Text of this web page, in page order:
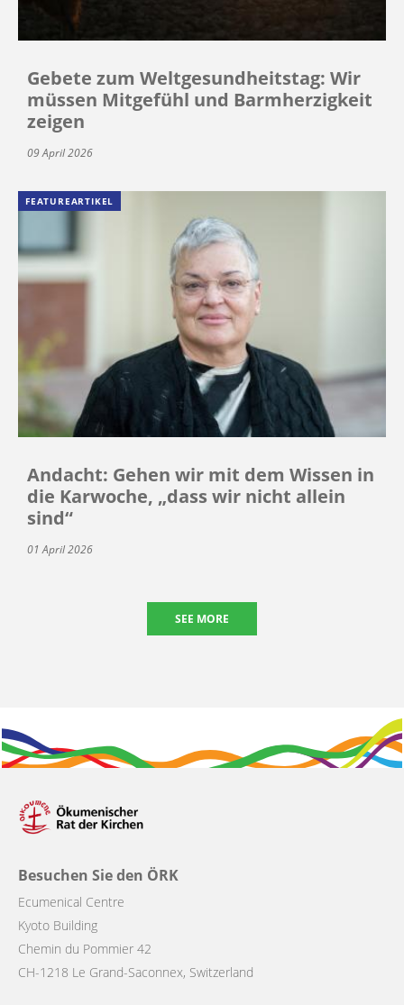
Gebete zum Weltgesundheitstag: Wir
müssen Mitgefühl und Barmherzigkeit
zeigen
09 April 2026
FEATUREARTIKEL
Andacht: Gehen wir mit dem Wissen in
die Karwoche, „dass wir nicht allein
sind“
01 April 2026
SEE MORE
Besuchen Sie den ÖRK
Ecumenical Centre
Kyoto Building
Chemin du Pommier 42
CH-1218 Le Grand-Saconnex, Switzerland